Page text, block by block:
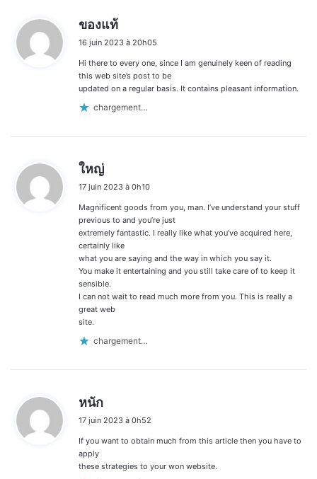
ของแท้
t
:
16 juin 2023 à 20h05
Hi there to every one, since I am genuinely keen of reading
this web site’s post to be
updated on a regular basis. It contains pleasant information.
chargement…
ใหญ่
t
:
17 juin 2023 à 0h10
Magnificent goods from you, man. I’ve understand your stuff
previous to and you’re just
extremely fantastic. I really like what you’ve acquired here,
certainly like
what you are saying and the way in which you say it.
You make it entertaining and you still take care of to keep it
sensible.
I can not wait to read much more from you. This is really a
great web
site.
chargement…
หนัก
t
17 juin 2023 à 0h52
If you want to obtain much from this article then you have to
apply
these strategies to your won website.